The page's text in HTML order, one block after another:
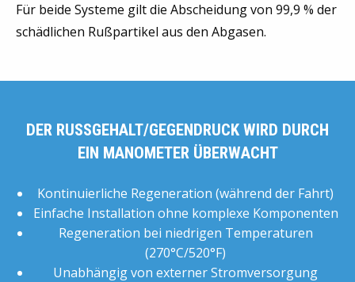
Für beide Systeme gilt die Abscheidung von 99,9 % der
schädlichen Rußpartikel aus den Abgasen.
DER RUSSGEHALT/GEGENDRUCK WIRD DURCH
EIN MANOMETER ÜBERWACHT
Kontinuierliche Regeneration (während der Fahrt)
Einfache Installation ohne komplexe Komponenten
Regeneration bei niedrigen Temperaturen
(270°C/520°F)
Unabhängig von externer Stromversorgung